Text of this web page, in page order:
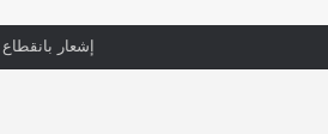
تدعو السلطات إلى التدخل بعد تداول صور